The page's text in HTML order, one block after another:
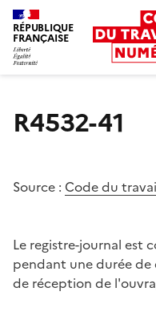
RÉPUBLIQUE
FRANÇAISE
R4532-41
Source : Code du
Le registre-journal est
pendant une durée
de réception de